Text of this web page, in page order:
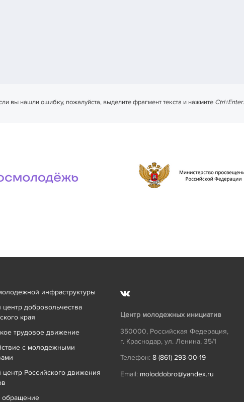
вы нашли ошибку, пожалуйста, выделите фрагмент текста и нажмите Ctrl+Enter.
инфраструктуры
добровольчества
края
трудовое движение
с молодежными
центр Российского движения
обращение
Центр молодежных инициатив
350000, Российская Федерация,
г. Краснодар, ул. Ленина, 35/1
Телефон: 8 (861) 293-00-19
Email: moloddobro@yandex.ru